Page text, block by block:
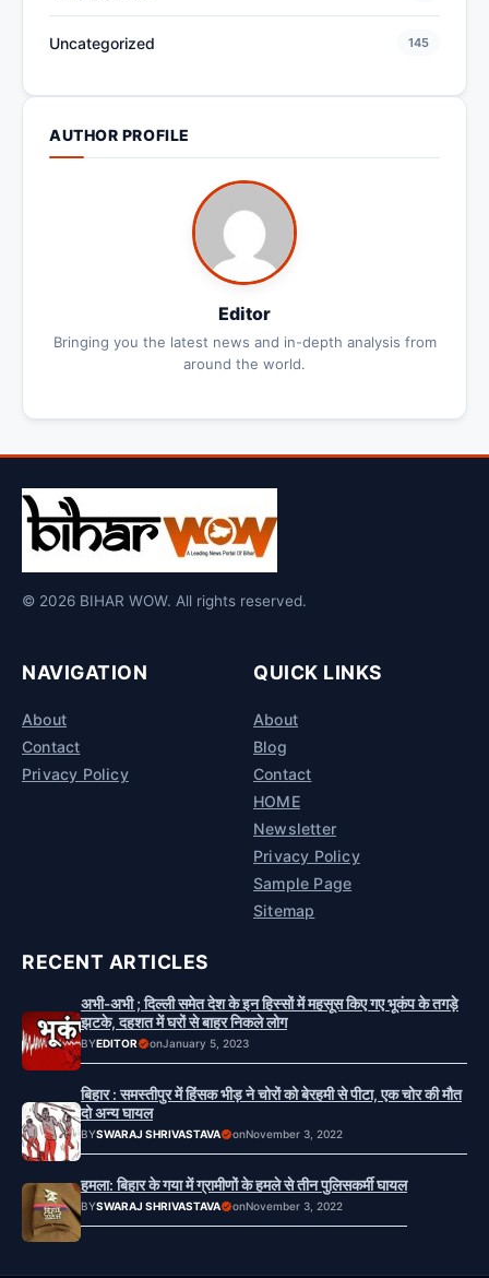
Uncategorized 145
AUTHOR PROFILE
Editor
Bringing you the latest news and in-depth analysis from
around the world.
© 2026 BIHAR WOW. All rights reserved.
NAVIGATION
About
Contact
Privacy Policy
QUICK LINKS
About
Blog
Contact
HOME
Newsletter
Privacy Policy
Sample Page
Sitemap
RECENT ARTICLES
अभी-अभी ; दिल्ली समेत देश के इन हिस्सों में महसूस किए गए भूकंप के तगड़े
झटके, दहशत में घरों से बाहर निकले लोग
BYEDITOR onJanuary 5, 2023
बिहार : समस्तीपुर में हिंसक भीड़ ने चोरों को बेरहमी से पीटा, एक चोर की मौत
दो अन्य घायल
BYSWARAJ SHRIVASTAVA onNovember 3, 2022
हमला: बिहार के गया में ग्रामीणों के हमले से तीन पुलिसकर्मी घायल
BYSWARAJ SHRIVASTAVA onNovember 3, 2022